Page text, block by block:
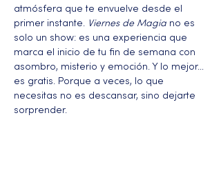
atmósfera que te envuelve desde el
primer instante. Viernes de Magia no es
solo un show: es una experiencia que
marca el inicio de tu fin de semana con
asombro, misterio y emoción. Y lo mejor…
es gratis. Porque a veces, lo que
necesitas no es descansar, sino dejarte
sorprender.